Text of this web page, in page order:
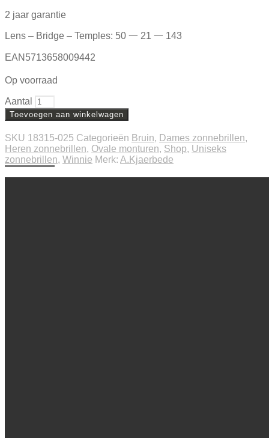
2 jaar garantie
Lens – Bridge – Temples: 50 一 21 一 143
EAN5713658009442
Op voorraad
Aantal
Toevoegen aan winkelwagen
SKU 18315-025 Categorieën Bruin, Dames zonnebrillen,
Heren zonnebrillen, Ovale monturen, Shop, Uniseks
zonnebrillen, Winnie Merk: A.Kjaerbede